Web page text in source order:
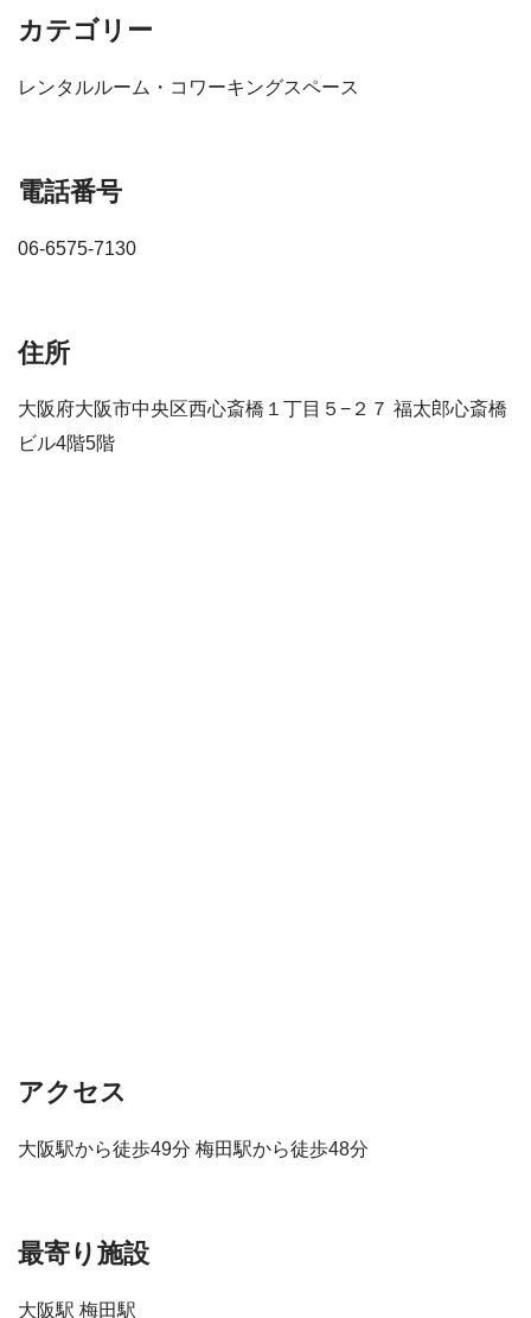
カテゴリー
レンタルルーム・コワーキングスペース
電話番号
06-6575-7130
住所
大阪府大阪市中央区西心斎橋１丁目５−２７ 福太郎心斎橋
ビル4階5階
アクセス
大阪駅から徒歩49分 梅田駅から徒歩48分
最寄り施設
大阪駅 梅田駅